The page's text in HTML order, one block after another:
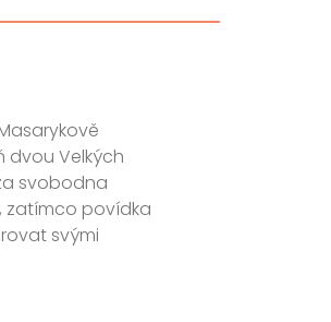
dvou Velkých
svobodna
zatímco povídka
svými